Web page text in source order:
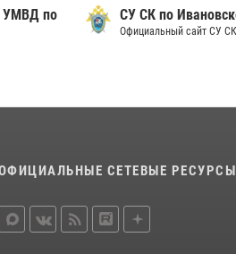
СЕТЕВЫЕ РЕСУРСЫ